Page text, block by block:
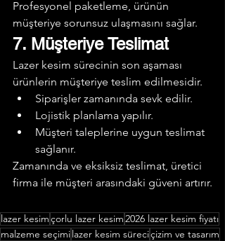
Profesyonel paketleme, ürünün
müşteriye sorunsuz ulaşmasını sağlar.
7. Müşteriye Teslimat
Lazer kesim sürecinin son aşaması
ürünlerin müşteriye teslim edilmesidir.
Siparişler zamanında sevk edilir.
Lojistik planlama yapılır.
Müşteri taleplerine uygun teslimat
sağlanır.
Zamanında ve eksiksiz teslimat, üretici
firma ile müşteri arasındaki güveni artırır.
lazer kesimçorlu lazer kesim2026 lazer kesim fiyatı
malzeme seçimilazer kesim süreciçizim ve tasarım